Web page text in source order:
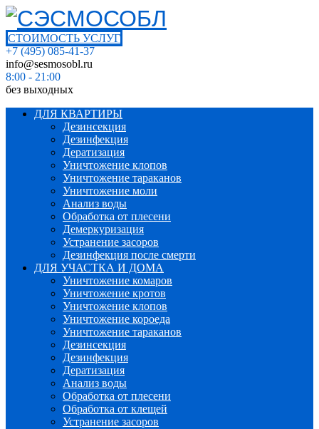
СТОИМОСТЬ УСЛУГ
+7 (495) 085-41-37
info@sesmosobl.ru
8:00 - 21:00
без выходных
ДЛЯ КВАРТИРЫ
Дезинсекция
Дезинфекция
Дератизация
Уничтожение клопов
Уничтожение тараканов
Уничтожение моли
Анализ воды
Обработка от плесени
Демеркуризация
Устранение засоров
Дезинфекция после смерти
ДЛЯ УЧАСТКА И ДОМА
Уничтожение комаров
Уничтожение кротов
Уничтожение клопов
Уничтожение короеда
Уничтожение тараканов
Дезинсекция
Дезинфекция
Дератизация
Анализ воды
Обработка от плесени
Обработка от клещей
Устранение засоров